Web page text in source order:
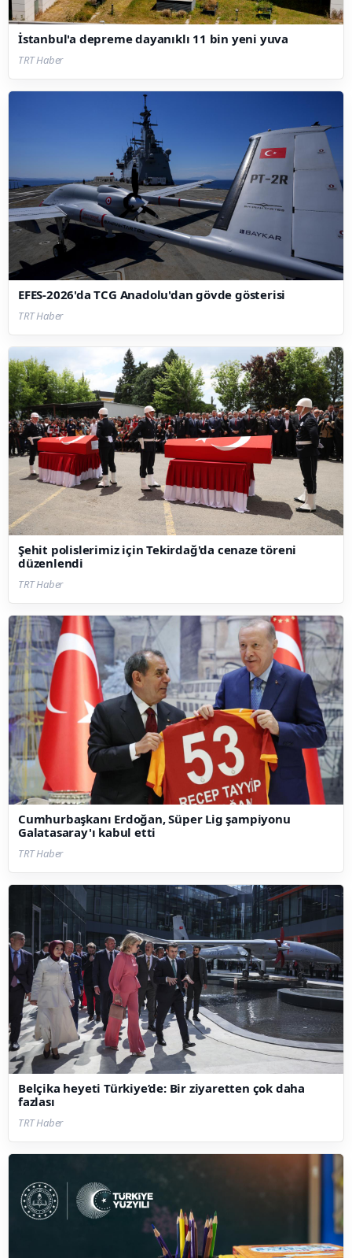
İstanbul'a depreme dayanıklı 11 bin yeni yuva
TRT Haber
EFES-2026'da TCG Anadolu'dan gövde gösterisi
TRT Haber
Şehit polislerimiz için Tekirdağ'da cenaze töreni
düzenlendi
TRT Haber
Cumhurbaşkanı Erdoğan, Süper Lig şampiyonu
Galatasaray'ı kabul etti
TRT Haber
Belçika heyeti Türkiye’de: Bir ziyaretten çok daha
fazlası
TRT Haber